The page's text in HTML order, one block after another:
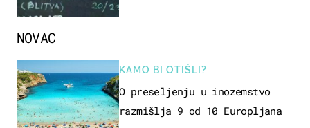
NOVAC
KAMO BI OTIŠLI?
O preseljenju u inozemstvo
razmišlja 9 od 10 Europljana